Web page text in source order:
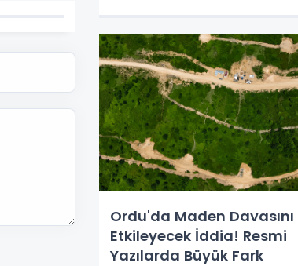
Ordu'da Maden Davasını
Etkileyecek İddia! Resmi
Yazılarda Büyük Fark